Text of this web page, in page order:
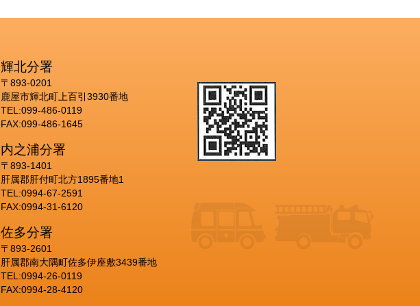
輝北分署
〒893-0201
鹿屋市輝北町上百引3930番地
TEL:099-486-0119
FAX:099-486-1645
内之浦分署
〒893-1401
肝属郡肝付町北方1895番地1
TEL:0994-67-2591
FAX:0994-31-6120
佐多分署
〒893-2601
肝属郡南大隅町佐多伊座敷3439番地
TEL:0994-26-0119
FAX:0994-28-4120